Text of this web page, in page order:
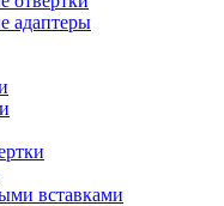
адаптеры
вставками